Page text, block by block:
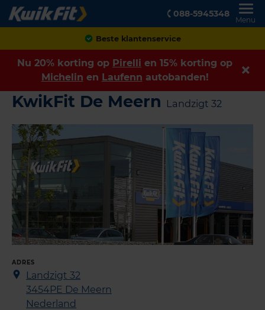
088-5945348
Menu
Beste klantenservice
Nu 20% korting op Pirelli en 15% korting op
Michelin en Laufenn autobanden!
KwikFit De Meern Landzigt 32
ADRES
Landzigt 32
3454PE De Meern
Nederland